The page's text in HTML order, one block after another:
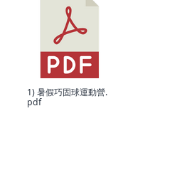
1) 暑假巧固球運動營.
pdf